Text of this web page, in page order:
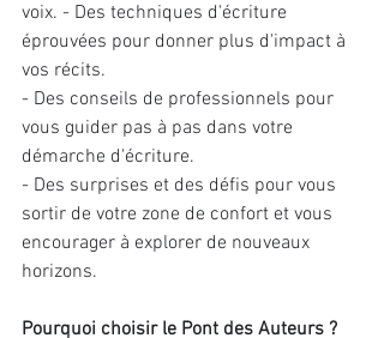
voix. - Des techniques d'écriture
éprouvées pour donner plus d'impact à
vos récits.
- Des conseils de professionnels pour
vous guider pas à pas dans votre
démarche d'écriture.
- Des surprises et des défis pour vous
sortir de votre zone de confort et vous
encourager à explorer de nouveaux
horizons.
Pourquoi choisir le Pont des Auteurs ?